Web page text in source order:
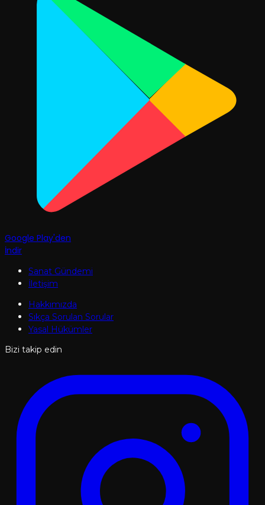
Google Play'den
İndir
Sanat Gündemi
İletişim
Hakkımızda
Sıkça Sorulan Sorular
Yasal Hükümler
Bizi takip edin